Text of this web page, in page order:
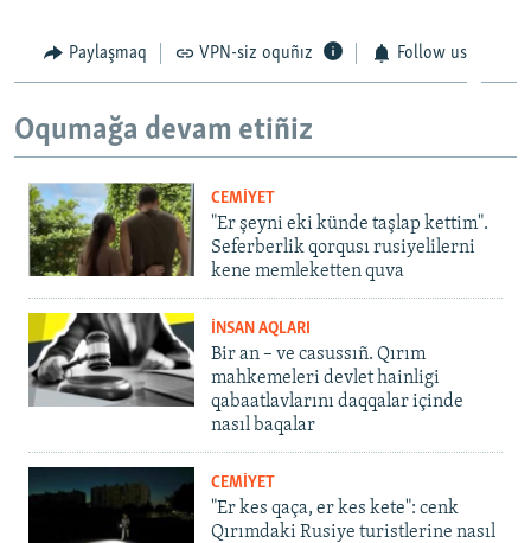
Paylaşmaq VPN-siz oquñız Follow us
Oqumağa devam etiñiz
CEMİYET
"Er şeyni eki künde taşlap kettim".
Seferberlik qorqusı rusiyelilerni
kene memleketten quva
İNSAN AQLARI
Bir an – ve casussıñ. Qırım
mahkemeleri devlet hainligi
qabaatlavlarını daqqalar içinde
nasıl baqalar
CEMİYET
"Er kes qaça, er kes kete": cenk
Qırımdaki Rusiye turistlerine nasıl